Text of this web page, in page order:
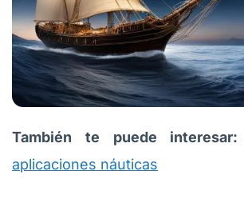
También te puede interesar:
aplicaciones náuticas